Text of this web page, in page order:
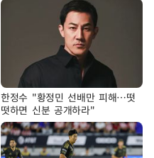
한정수 "황정민 선배만 피해…떳
떳하면 신분 공개하라"